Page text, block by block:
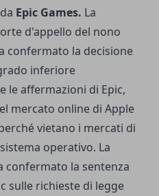
Epic Games. La
d'appello del nono
confermato la decisione
inferiore
le affermazioni di Epic,
mercato online di Apple
vietano i mercati di
operativo. La
confermato la sentenza
sulle richieste di legge